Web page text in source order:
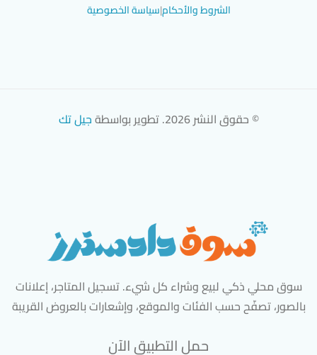
الشروط والأحكام|سياسة الخصوصية
© حقوق النشر 2026. تطوير بواسطة جيل تك
سوق محلي ذكي لبيع وشراء كل شيء. تسجيل المتاجر، إعلانات
بالصور، تصفّح حسب الفئات والموقع، وإشعارات بالعروض القريبة
حمل التطبيق الآن